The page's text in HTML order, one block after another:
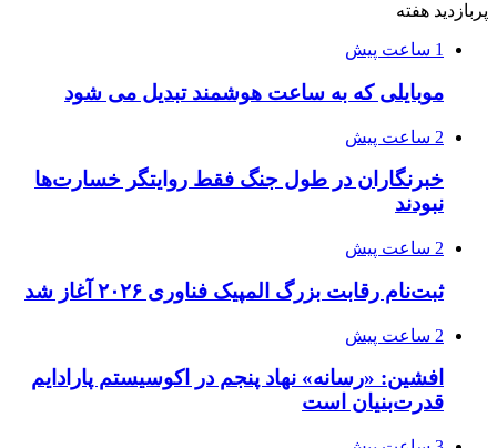
پربازدید هفته
1 ساعت پیش
موبایلی که به ساعت هوشمند تبدیل می شود
2 ساعت پیش
خبرنگاران در طول جنگ فقط روایتگر خسارت‌ها
نبودند
2 ساعت پیش
ثبت‌نام رقابت بزرگ المپیک فناوری ۲۰۲۶ آغاز شد
2 ساعت پیش
افشین: «رسانه» نهاد پنجم در اکوسیستم پارادایم
قدرت‌بنیان است